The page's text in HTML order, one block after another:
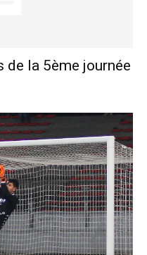
la 5ème journée